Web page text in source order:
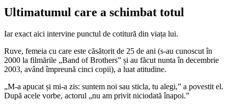
Ultimatumul care a schimbat totul
Iar exact aici intervine punctul de cotitură din viața lui.
Ruve, femeia cu care este căsătorit de 25 de ani (s-au cunoscut în
2000 la filmările „Band of Brothers” și au făcut nunta în decembrie
2003, având împreună cinci copii), a luat atitudine.
„M-a apucat și mi-a zis: suntem noi sau sticla, tu alegi,” a povestit el.
După acele vorbe, actorul „nu am privit niciodată înapoi.”